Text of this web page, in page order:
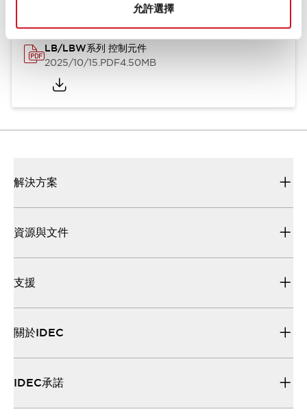
允許選擇
LB/LBW系列 控制元件
2025/10/15.PDF4.50MB
解決方案
資源與文件
支援
關於IDEC
IDEC承諾